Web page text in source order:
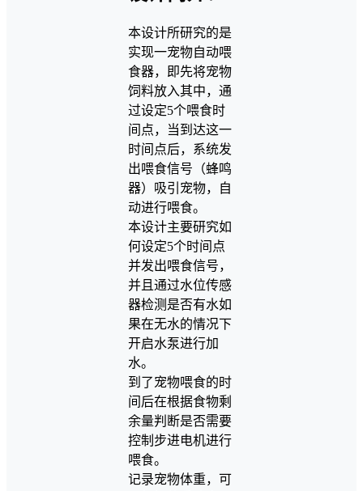
本设计所研究的是
实现一宠物自动喂
食器，即先将宠物
饲料放入其中，通
过设定5个喂食时
间点，当到达这一
时间点后，系统发
出喂食信号（蜂鸣
器）吸引宠物，自
动进行喂食。
本设计主要研究如
何设定5个时间点
并发出喂食信号，
并且通过水位传感
器检测是否有水如
果在无水的情况下
开启水泵进行加
水。
到了宠物喂食的时
间后在根据食物剩
余量判断是否需要
控制步进电机进行
喂食。
记录宠物体重，可